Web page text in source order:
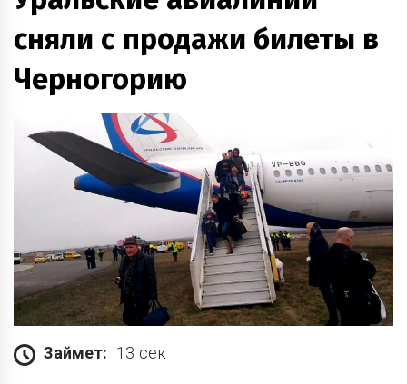
сняли с продажи билеты в
Черногорию
Займет: 13 сек